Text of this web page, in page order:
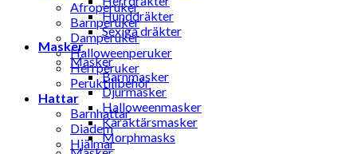
Afroperuker
Barnperuker
Damperuker
Halloweenperuker
Herrperuker
Peruktillbehör
Hattar
Barnhattar
Diadem
Hjälmar
Hunddräkter
Sexiga dräkter
Masker
Masker
Barnmasker
Djurmasker
Halloweenmasker
Karaktärsmasker
Morphmasks